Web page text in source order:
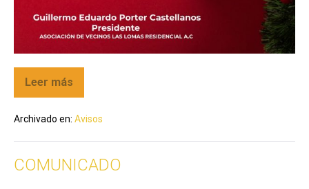
Leer más
Archivado en: Avisos
COMUNICADO